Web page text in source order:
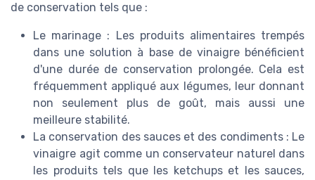
de conservation tels que :
Le marinage : Les produits alimentaires trempés
dans une solution à base de vinaigre bénéficient
d'une durée de conservation prolongée. Cela est
fréquemment appliqué aux légumes, leur donnant
non seulement plus de goût, mais aussi une
meilleure stabilité.
La conservation des sauces et des condiments : Le
vinaigre agit comme un conservateur naturel dans
les produits tels que les ketchups et les sauces,